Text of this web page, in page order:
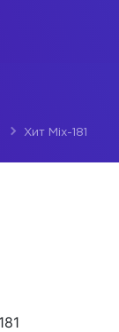
Хит Mix-181